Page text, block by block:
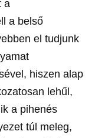
a
a belső
el tudjunk
hiszen alap
lehűl,
a pihenés
túl meleg,